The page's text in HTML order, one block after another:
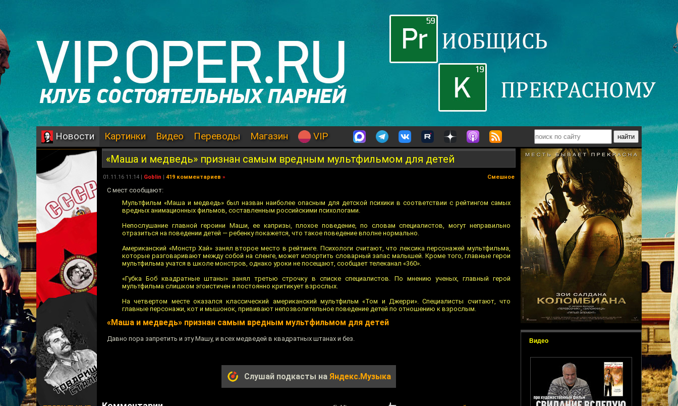
Новости Картинки Видео Переводы Магазин VIP
Видео
«Маша и медведь» признан самым вредным мультфильмом для детей
01.11.16 11:14 | Goblin | 419 комментариев » Смешное
С мест сообщают:
Мультфильм «Маша и медведь» был назван наиболее опасным для детской психики в соответствии с рейтингом самых
вредных анимационных фильмов, составленным российскими психологами.
Непослушание главной героини Маши, ее капризы, плохое поведение, по словам специалистов, могут неправильно
отразиться на поведении детей — ребенку покажется, что такое поведение вполне нормально.
Американский «Монстр Хай» занял второе место в рейтинге. Психологи считают, что лексика персонажей мультфильма,
которые разговаривают между собой на сленге, может испортить словарный запас малышей. Кроме того, главные герои
мультфильма учатся в школе монстров, однако уроки не посещают, сообщает телеканал «360».
«Губка Боб квадратные штаны» занял третью строчку в списке специалистов. По мнению ученых, главный герой
мультфильма слишком эгоистичен и постоянно критикует взрослых.
На четвертом месте оказался классический американский мультфильм «Том и Джерри». Специалисты считают, что
главные персонажи, кот и мышонок, прививают непозволительное поведение детей по отношению к взрослым.
«Маша и медведь» признан самым вредным мультфильмом для детей
Давно пора запретить и эту Машу, и всех медведей в квадратных штанах и без.
Слушай подкасты на Яндекс.Музыка